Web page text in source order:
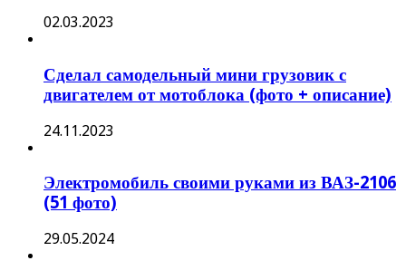
02.03.2023
Сделал самодельный мини грузовик с
двигателем от мотоблока (фото + описание)
24.11.2023
Электромобиль своими руками из ВАЗ-2106
(51 фото)
29.05.2024